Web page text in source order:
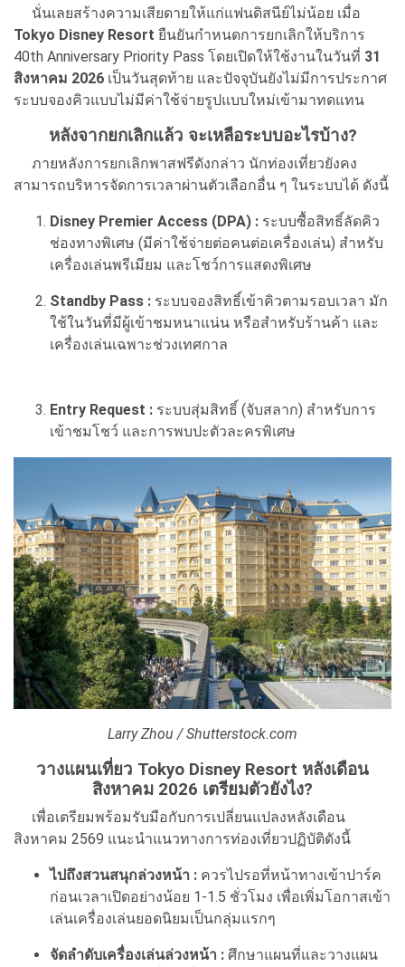
นั่นเลยสร้างความเสียดายให้แก่แฟนดิสนีย์ไม่น้อย เมื่อ
Tokyo Disney Resort ยืนยันกำหนดการยกเลิกให้บริการ
40th Anniversary Priority Pass โดยเปิดให้ใช้งานในวันที่ 31
สิงหาคม 2026 เป็นวันสุดท้าย และปัจจุบันยังไม่มีการประกาศ
ระบบจองคิวแบบไม่มีค่าใช้จ่ายรูปแบบใหม่เข้ามาทดแทน
หลังจากยกเลิกแล้ว จะเหลือระบบอะไรบ้าง?
ภายหลังการยกเลิกพาสฟรีดังกล่าว นักท่องเที่ยวยังคง
สามารถบริหารจัดการเวลาผ่านตัวเลือกอื่น ๆ ในระบบได้ ดังนี้
Disney Premier Access (DPA) : ระบบซื้อสิทธิ์ลัดคิว
ช่องทางพิเศษ (มีค่าใช้จ่ายต่อคนต่อเครื่องเล่น) สำหรับ
เครื่องเล่นพรีเมียม และโชว์การแสดงพิเศษ
Standby Pass : ระบบจองสิทธิ์เข้าคิวตามรอบเวลา มัก
ใช้ในวันที่มีผู้เข้าชมหนาแน่น หรือสำหรับร้านค้า และ
เครื่องเล่นเฉพาะช่วงเทศกาล
Entry Request : ระบบสุ่มสิทธิ์ (จับสลาก) สำหรับการ
เข้าชมโชว์ และการพบปะตัวละครพิเศษ
Larry Zhou / Shutterstock.com
วางแผนเที่ยว Tokyo Disney Resort หลังเดือน
สิงหาคม 2026 เตรียมตัวยังไง?
เพื่อเตรียมพร้อมรับมือกับการเปลี่ยนแปลงหลังเดือน
สิงหาคม 2569 แนะนำแนวทางการท่องเที่ยวปฏิบัติดังนี้
ไปถึงสวนสนุกล่วงหน้า : ควรไปรอที่หน้าทางเข้าปาร์ค
ก่อนเวลาเปิดอย่างน้อย 1-1.5 ชั่วโมง เพื่อเพิ่มโอกาสเข้า
เล่นเครื่องเล่นยอดนิยมเป็นกลุ่มแรกๆ
จัดลำดับเครื่องเล่นล่วงหน้า : ศึกษาแผนที่และวางแผน